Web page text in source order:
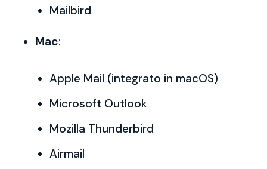
Mailbird
Mac:
Apple Mail (integrato in macOS)
Microsoft Outlook
Mozilla Thunderbird
Airmail